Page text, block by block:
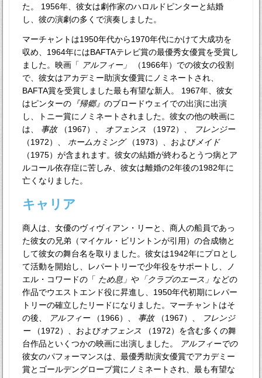
た。 1956年、彼女は劇作家のハロルドピンターと結婚
し、彼の演劇の多くで演奏しました。
マーチャントは1950年代から1970年代にかけて大成功を
収め、1964年にはBAFTAテレビ賞の最優秀女優賞を受賞し
ました。映画「 アルフィー」
（1966年）での彼女の役割
で、彼女はアカデミー助演女優賞にノミネートされ、
BAFTA賞を受賞しました最も有望な新人。 1967年、彼女
はピンターの 『帰郷』のブロードウェイでの出演に出演
し、トニー賞にノミネートされました。彼女の他の映画に
は、 事故（1967）、 オフェンス （1972）、
フレンジー
（1972）、ホームカミング（1973）、およびメイド
（1975）が含まれます。彼女の結婚が終わるとうつ病とア
ルコール依存症に苦しみ、彼女は離婚の2年後の1982年に
亡くなりました。
キャリア
商人は、女優のヴィヴィアン・リーと、商人の船員であっ
た彼女の兄弟（マイケル・ビリントンが引用）の合成物と
して彼女の舞台名を取りました。彼女は1942年にプロとし
て活動を開始し、レパートリーで少年役をサポートし、ノ
エル・コワードの「 ため息」や 「クラブのエース」 などの
作品でウエストエンド役に昇進し、1950年代初期にレパー
トリーの確立したリードになりました。マーチャントはそ
の後、
アルフィー（1966）、 事故（1967）、
フレンジ
ー（1972）、およびオフェンス （1972）を含む多くの舞
台作品といくつかの映画に出演しました。
アルフィーでの
彼女のパフォーマンスは、最優秀助演女優賞でアカデミー
賞とゴールデングローブ賞にノミネートされ、最も有望な